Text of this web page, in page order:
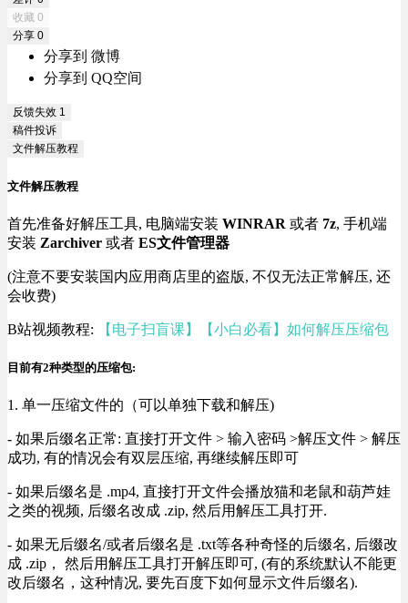
收藏 0
分享 0
分享到 微博
分享到 QQ空间
反馈失效 1
稿件投诉
文件解压教程
文件解压教程
首先准备好解压工具, 电脑端安装 WINRAR 或者 7z, 手机端
安装 Zarchiver 或者 ES文件管理器
(注意不要安装国内应用商店里的盗版, 不仅无法正常解压, 还
会收费)
B站视频教程: 【电子扫盲课】【小白必看】如何解压压缩包
目前有2种类型的压缩包:
1. 单一压缩文件的（可以单独下载和解压)
- 如果后缀名正常: 直接打开文件 > 输入密码 >解压文件 > 解压
成功, 有的情况会有双层压缩, 再继续解压即可
- 如果后缀名是 .mp4, 直接打开文件会播放猫和老鼠和葫芦娃
之类的视频, 后缀名改成 .zip, 然后用解压工具打开.
- 如果无后缀名/或者后缀名是 .txt等各种奇怪的后缀名, 后缀改
成 .zip， 然后用解压工具打开解压即可, (有的系统默认不能更
改后缀名，这种情况, 要先百度下如何显示文件后缀名).